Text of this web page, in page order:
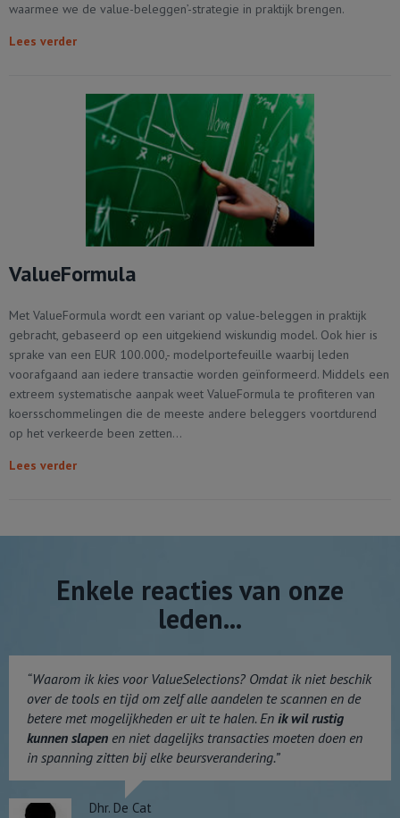
waarmee we de value-beleggen’-strategie in praktijk brengen.
Lees verder
ValueFormula
Met ValueFormula wordt een variant op value-beleggen in praktijk
gebracht, gebaseerd op een uitgekiend wiskundig model. Ook hier is
sprake van een EUR 100.000,- modelportefeuille waarbij leden
voorafgaand aan iedere transactie worden geïnformeerd. Middels een
extreem systematische aanpak weet ValueFormula te profiteren van
koersschommelingen die de meeste andere beleggers voortdurend
op het verkeerde been zetten...
Lees verder
Enkele reacties van onze
leden...
“Waarom ik kies voor ValueSelections? Omdat ik niet beschik
over de tools en tijd om zelf alle aandelen te scannen en de
betere met mogelijkheden er uit te halen. En ik wil rustig
kunnen slapen en niet dagelijks transacties moeten doen en
in spanning zitten bij elke beursverandering.”
Dhr. De Cat